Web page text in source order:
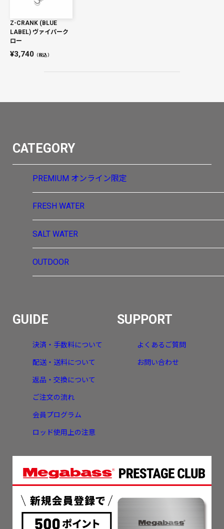
Z-CRANK (BLUE
LABEL) ヴァイパーク
ロー
3,740 （税込）
CATEGORY
PREMIUM オンライン限定
FRESH WATER
SALT WATER
OUTDOOR
GUIDE
決済・手数料について
配送・送料について
返品・交換について
ご注文の流れ
会員プログラム
ロッド使用上の注意
SUPPORT
よくあるご質問
お問い合わせ